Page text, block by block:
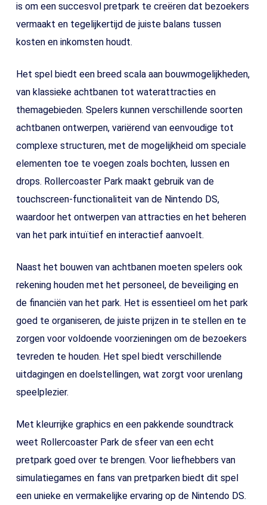
is om een succesvol pretpark te creëren dat bezoekers
vermaakt en tegelijkertijd de juiste balans tussen
kosten en inkomsten houdt.
Het spel biedt een breed scala aan bouwmogelijkheden,
van klassieke achtbanen tot waterattracties en
themagebieden. Spelers kunnen verschillende soorten
achtbanen ontwerpen, variërend van eenvoudige tot
complexe structuren, met de mogelijkheid om speciale
elementen toe te voegen zoals bochten, lussen en
drops. Rollercoaster Park maakt gebruik van de
touchscreen-functionaliteit van de Nintendo DS,
waardoor het ontwerpen van attracties en het beheren
van het park intuïtief en interactief aanvoelt.
Naast het bouwen van achtbanen moeten spelers ook
rekening houden met het personeel, de beveiliging en
de financiën van het park. Het is essentieel om het park
goed te organiseren, de juiste prijzen in te stellen en te
zorgen voor voldoende voorzieningen om de bezoekers
tevreden te houden. Het spel biedt verschillende
uitdagingen en doelstellingen, wat zorgt voor urenlang
speelplezier.
Met kleurrijke graphics en een pakkende soundtrack
weet Rollercoaster Park de sfeer van een echt
pretpark goed over te brengen. Voor liefhebbers van
simulatiegames en fans van pretparken biedt dit spel
een unieke en vermakelijke ervaring op de Nintendo DS.